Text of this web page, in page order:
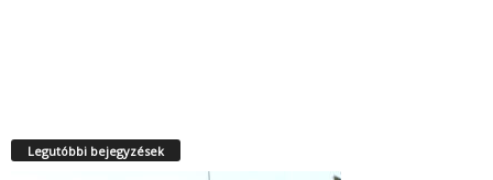
Legutóbbi bejegyzések